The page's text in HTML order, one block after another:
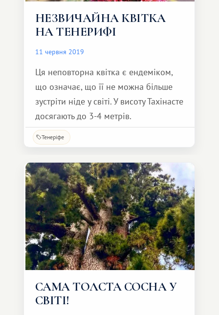
НЕЗВИЧАЙНА КВІТКА
НА ТЕНЕРИФІ
11 червня 2019
Ця неповторна квітка є ендеміком,
що означає, що її не можна більше
зустріти ніде у світі. У висоту Тахінасте
досягають до 3-4 метрів.
Тенеріфе
САМА ТОЛСТА СОСНА У
СВІТІ!